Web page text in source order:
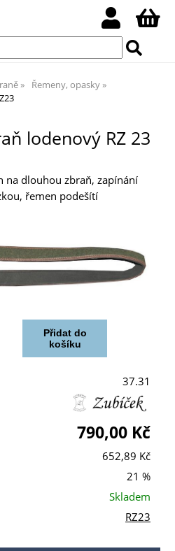
Řemeny, opasky
lodenový RZ 23
na dlouhou zbraň, zapínání
řemen podešítí
37.31
790,00 Kč
652,89 Kč
21 %
Skladem
RZ23